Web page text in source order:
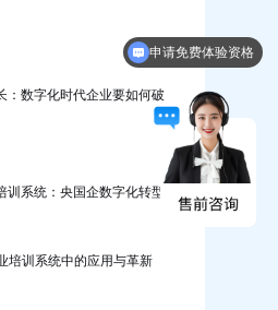
：数字化时代企业要如何破
训系统：央国企数字化转型的
培训系统中的应用与革新
申请免费体验资格